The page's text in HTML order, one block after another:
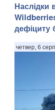
Наслідки
дефіциту
четвер, 6